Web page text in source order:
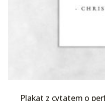
Plakat z cytatem o